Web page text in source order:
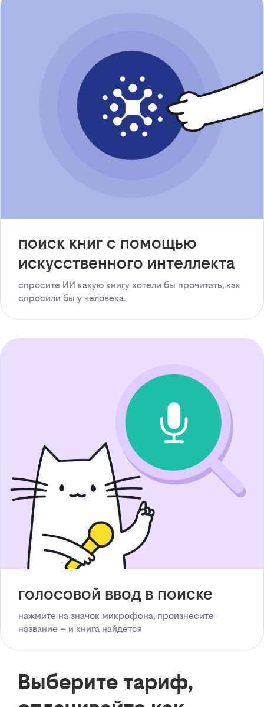
поиск книг с помощью
искусственного интеллекта
спросите ИИ какую книгу хотели бы прочитать, как
спросили бы у человека.
голосовой ввод в поиске
нажмите на значок микрофона, произнесите
название – и книга найдется
Выберите тариф,